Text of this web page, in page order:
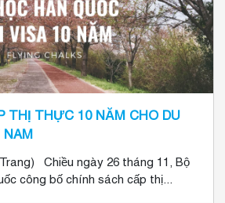
THỊ THỰC 10 NĂM CHO DU
NAM
Chiều ngày 26 tháng 11, Bộ
công bố chính sách cấp thị...